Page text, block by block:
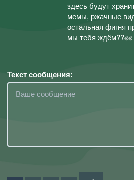
здесь будут
мемы, ржачные
остальная фигня
мы тебя ждём??✊✊
Текст сообщения: